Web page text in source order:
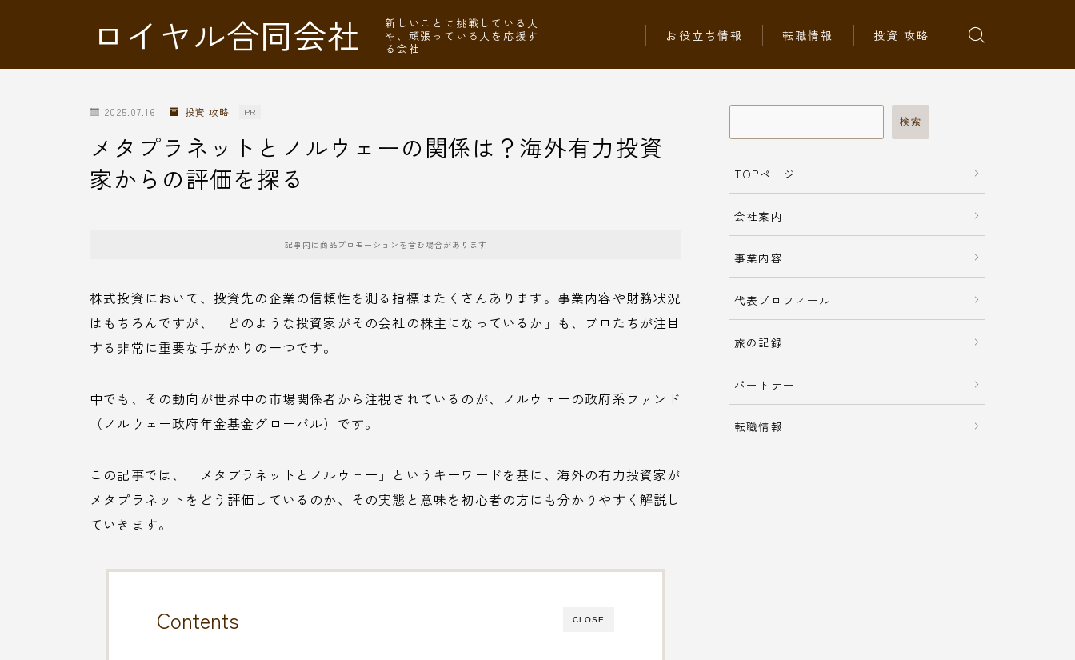
ロイヤル合同会社
新しいことに挑戦している人
や、頑張っている人を応援す
る会社
お役立ち情報 転職情報 投資 攻略
2025.07.16 投資 攻略 PR
メタプラネットとノルウェーの関係は？海外有力投資
家からの評価を探る
記事内に商品プロモーションを含む場合があります
株式投資において、投資先の企業の信頼性を測る指標はたくさんあります。事業内容や財務状況
はもちろんですが、「どのような投資家がその会社の株主になっているか」も、プロたちが注目
する非常に重要な手がかりの一つです。
中でも、その動向が世界中の市場関係者から注視されているのが、ノルウェーの政府系ファンド
（ノルウェー政府年金基金グローバル）です。
この記事では、「メタプラネットとノルウェー」というキーワードを基に、海外の有力投資家が
メタプラネットをどう評価しているのか、その実態と意味を初心者の方にも分かりやすく解説し
ていきます。
CLOSE
Contents
検索
TOPページ
会社案内
事業内容
代表プロフィール
旅の記録
パートナー
転職情報